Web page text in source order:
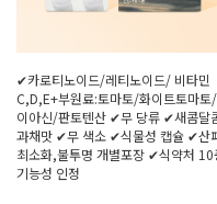
✔카로티노이드/레티노이드/ 비타민
C,D,E+부원료:토마토/화이트토마토
이아신/판토텐산 ✔무 당류 ✔새콤달
과채맛 ✔무 색소 ✔식물성 캡슐 ✔산
최소화,불투명 개별포장 ✔식약처 10
기능성 인정